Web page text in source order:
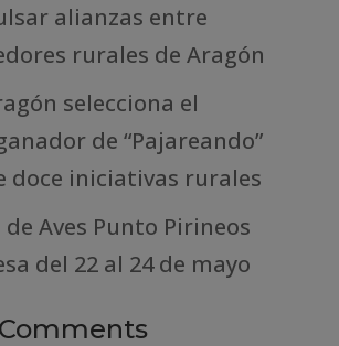
alianzas entre
rurales de Aragón
selecciona el
de “Pajareando”
doce iniciativas rurales
de Aves Punto Pirineos
del 22 al 24 de mayo